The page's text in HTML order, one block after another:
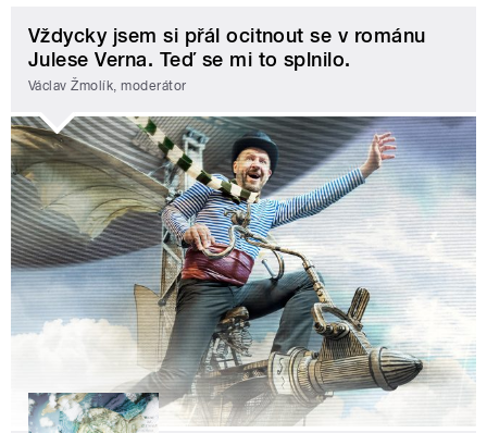
Vždycky jsem si přál ocitnout se v románu
Julese Verna. Teď se mi to splnilo.
Václav Žmolík, moderátor